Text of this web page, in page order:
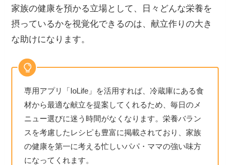
家族の健康を預かる立場として、日々どんな栄養を
摂っているかを視覚化できるのは、献立作りの大き
な助けになります。
専用アプリ「IoLife」を活用すれば、冷蔵庫にある食
材から最適な献立を提案してくれるため、毎日のメ
ニュー選びに迷う時間がなくなります。栄養バラン
スを考慮したレシピも豊富に掲載されており、家族
の健康を第一に考える忙しいパパ・ママの強い味方
になってくれます。